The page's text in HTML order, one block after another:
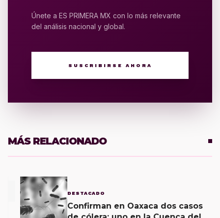
Únete a ES PRIMERA MX con lo más relevante
del análisis nacional y global.
SUSCRIBIRSE AHORA
MÁS RELACIONADO
DESTACADO
Confirman en Oaxaca dos casos